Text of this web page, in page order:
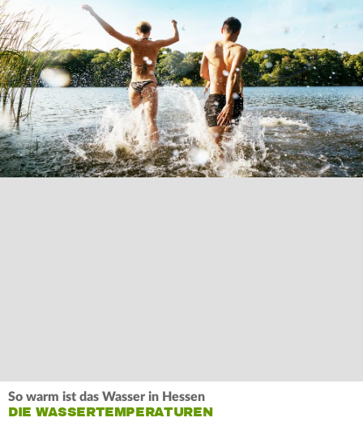
So warm ist das Wasser in Hessen
DIE WASSERTEMPERATUREN